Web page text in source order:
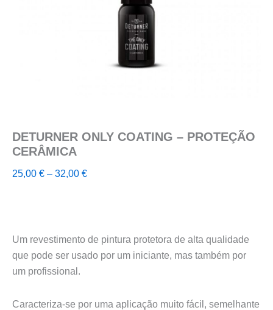
DETURNER ONLY COATING – PROTEÇÃO
CERÂMICA
25,00 € – 32,00 €Price
32,00 €
Um revestimento de pintura protetora de alta qualidade
que pode ser usado por um iniciante, mas também por
um profissional.
Caracteriza-se por uma aplicação muito fácil, semelhante